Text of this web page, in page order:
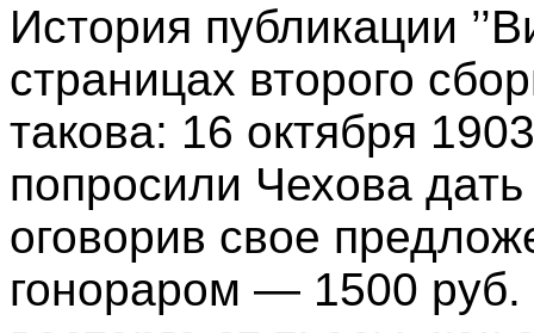
История публикации
страницах второго
такова: 16 октября
попросили Чехова
оговорив свое
гонораром — 1500 руб.